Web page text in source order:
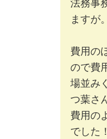
ますが。
費用の
ので費
場並み
つ葉さ
費用の
でした！